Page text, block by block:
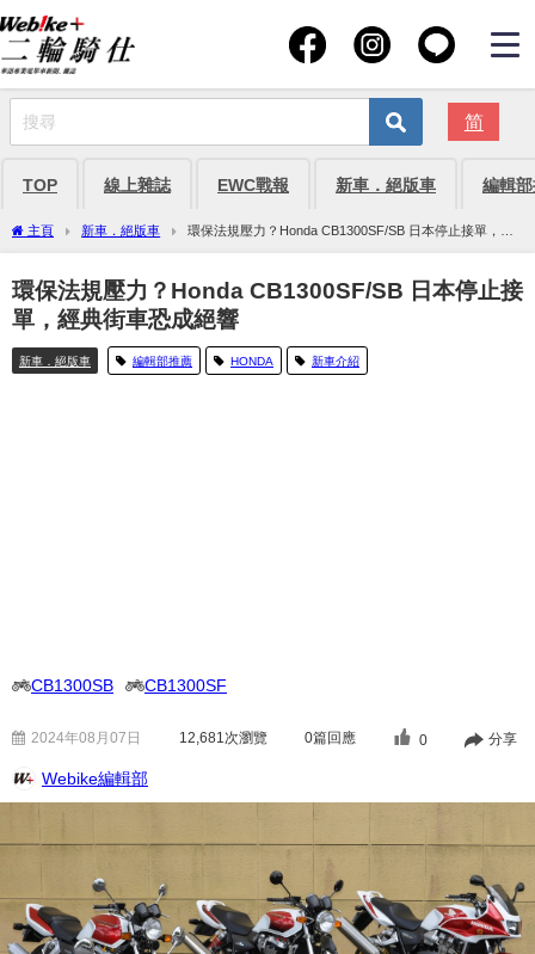
简
TOP 線上雜誌 EWC戰報 新車．絕版車 編輯
主頁 新車．絕版車
環保法規壓力？Honda CB1300SF/SB 日本停止接單，經
典街車恐成絕響
環保法規壓力？Honda CB1300SF/SB 日本停止接
單，經典街車恐成絕響
新車．絕版車 編輯部推薦 HONDA 新車介紹
CB1300SB CB1300SF
2024年08月07日 12,681 次瀏覽 0篇回應 0 分享
Webike編輯部